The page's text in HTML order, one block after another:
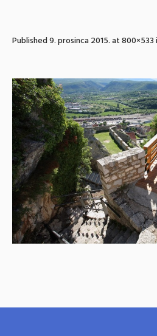
Published9. prosinca 2015.at 800×533